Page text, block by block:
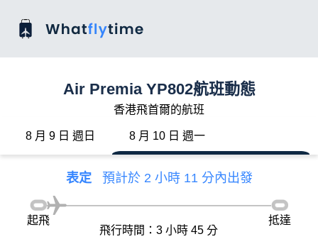
Air Premia YP802航班動態
香港飛首爾的航班
8 月 9 日 週日 8 月 10 日 週一
表定 預計於 2 小時 11 分內出發
起飛
飛行時間：3 小時 45 分
抵達